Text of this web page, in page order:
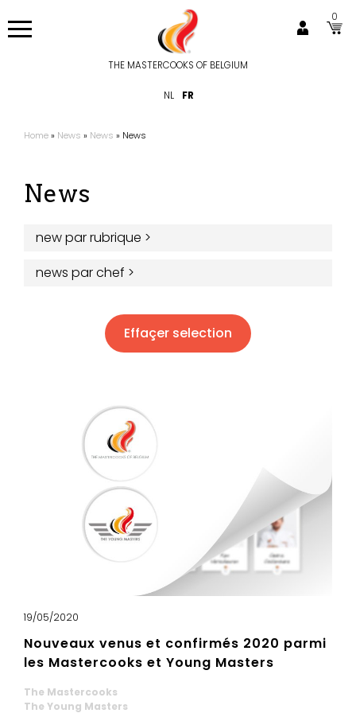
au
THE MASTERCOOKS OF BELGIUM
0
NL FR
Fil
Home News News News
News
new par rubrique >
news par chef >
Effaçer selection
19/05/2020
Nouveaux venus et confirmés 2020 parmi
les Mastercooks et Young Masters
The Mastercooks
The Young Masters